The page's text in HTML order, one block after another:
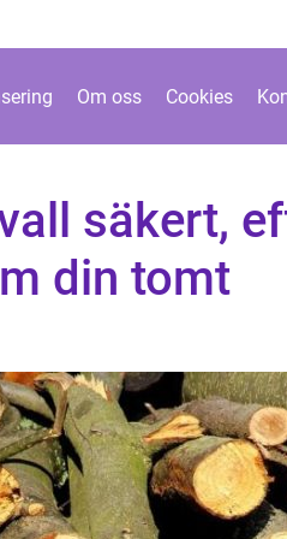
Om oss Cookies
säkert,
din tomt